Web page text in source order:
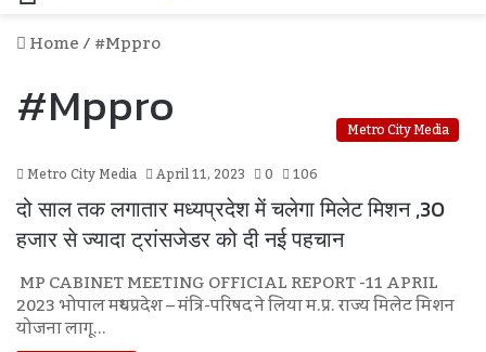
Home/#mppro
#mppro
Metro City Media
Metro City Media
April 11, 2023 0 106
दो साल तक लगातार मध्यप्रदेश में चलेगा मिलेट मिशन ,30
हजार से ज्यादा ट्रांसजेडर को दी नई पहचान
MP CABINET MEETING OFFICIAL REPORT -11 APRIL
2023 भोपाल मध्यप्रदेश – मंत्रि-परिषद ने लिया म.प्र. राज्य मिलेट मिशन
योजना लागू…